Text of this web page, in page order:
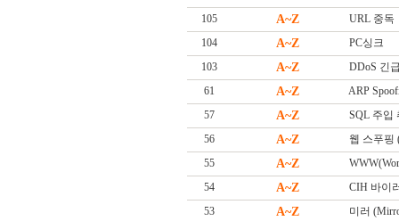
105
A~Z
URL 중독
104
A~Z
PC싱크
103
A~Z
DDoS 긴
61
A~Z
ARP
57
A~Z
SQL 주입
56
A~Z
웹 스푸핑
55
A~Z
54
A~Z
CIH 바이
53
A~Z 미러